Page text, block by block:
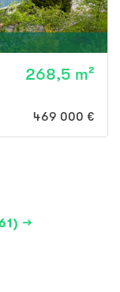
268,5 m²
ak
469 000 €